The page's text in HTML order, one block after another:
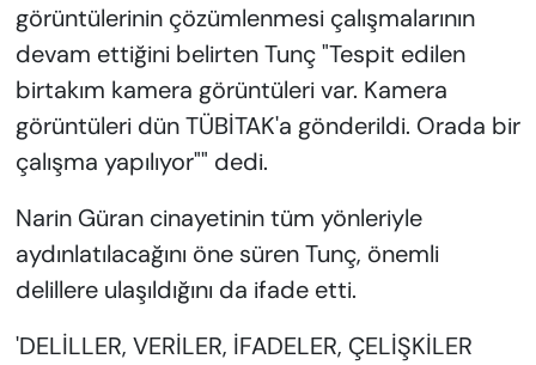
görüntülerinin çözümlenmesi çalışmalarının
devam ettiğini belirten Tunç "Tespit edilen
birtakım kamera görüntüleri var. Kamera
görüntüleri dün TÜBİTAK'a gönderildi. Orada bir
çalışma yapılıyor"" dedi.
Narin Güran cinayetinin tüm yönleriyle
aydınlatılacağını öne süren Tunç, önemli
delillere ulaşıldığını da ifade etti.
'DELİLLER, VERİLER, İFADELER, ÇELİŞKİLER